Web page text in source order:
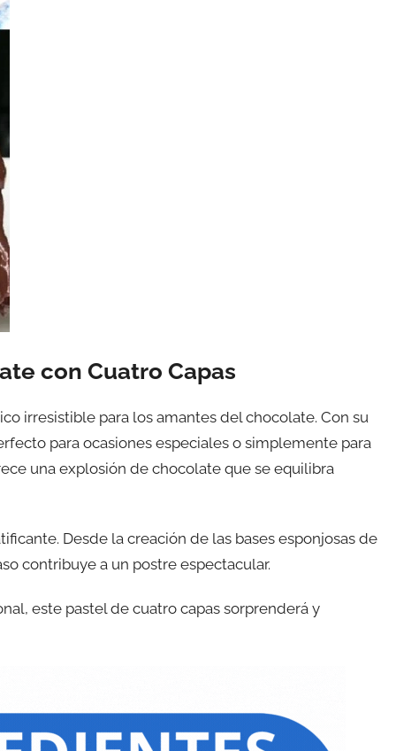
con Cuatro Capas
irresistible para los amantes del chocolate. Con su
para ocasiones especiales o simplemente para
una explosión de chocolate que se equilibra
Desde la creación de las bases esponjosas de
contribuye a un postre espectacular.
este pastel de cuatro capas sorprenderá y